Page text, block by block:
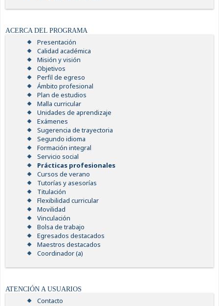
ACERCA DEL PROGRAMA
Presentación
Calidad académica
Misión y visión
Objetivos
Perfil de egreso
Ámbito profesional
Plan de estudios
Malla curricular
Unidades de aprendizaje
Exámenes
Sugerencia de trayectoria
Segundo idioma
Formación integral
Servicio social
Prácticas profesionales
Cursos de verano
Tutorías y asesorías
Titulación
Flexibilidad curricular
Movilidad
Vinculación
Bolsa de trabajo
Egresados destacados
Maestros destacados
Coordinador (a)
ATENCIÓN A USUARIOS
Contacto